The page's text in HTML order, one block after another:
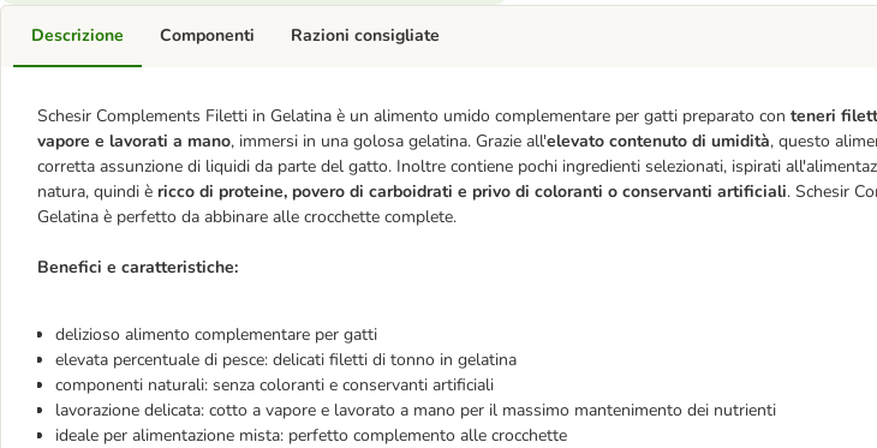
Descrizione
Schesir Complements Filetti in Gelatina è un alimento umido complementare per gatti preparato con teneri
vapore e lavorati a mano, immersi in una golosa gelatina. Grazie all'elevato contenuto di umidità, questo
corretta assunzione di liquidi da parte del gatto. Inoltre contiene pochi ingredienti selezionati, ispirati
natura, quindi è ricco di proteine, povero di carboidrati e privo di coloranti o conservanti artificiali. Schesir
Gelatina è perfetto da abbinare alle crocchette complete.
Benefici e caratteristiche:
delizioso alimento complementare per gatti
elevata percentuale di pesce: delicati filetti di tonno in gelatina
componenti naturali: senza coloranti e conservanti artificiali
lavorazione delicata: cotto a vapore e lavorato a mano per il massimo mantenimento dei nutrienti
ideale per alimentazione mista: perfetto complemento alle crocchette
Componenti Razioni consigliate